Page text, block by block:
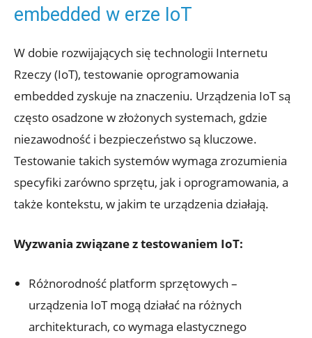
embedded w erze IoT
W dobie rozwijających się technologii Internetu
Rzeczy (IoT), testowanie oprogramowania
embedded zyskuje na znaczeniu. Urządzenia IoT są
często osadzone w złożonych systemach, gdzie
niezawodność i bezpieczeństwo są kluczowe.
Testowanie takich systemów wymaga zrozumienia
specyfiki zarówno sprzętu, jak i oprogramowania, a
także kontekstu, w jakim te urządzenia działają.
Wyzwania związane z testowaniem IoT:
Różnorodność platform sprzętowych –
urządzenia IoT mogą działać na różnych
architekturach, co wymaga elastycznego